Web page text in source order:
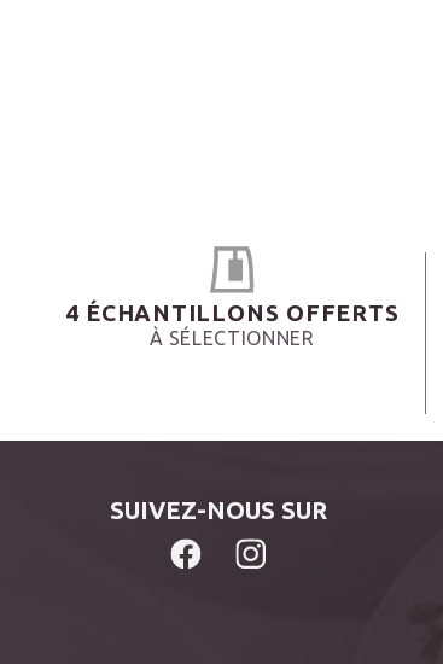
4 ÉCHANTILLONS OFFERTS
À SÉLECTIONNER
SUIVEZ-NOUS SUR